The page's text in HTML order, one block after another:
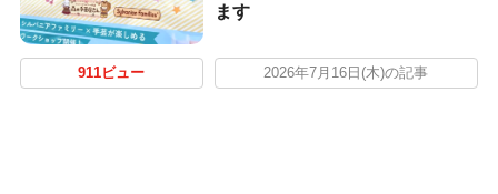
ます
911ビュー 2026年7月16日(木)の記事